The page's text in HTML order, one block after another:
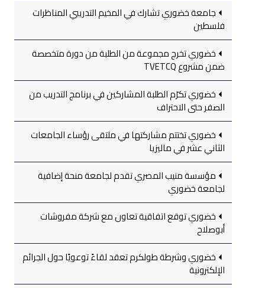
جامعة خضوري تشارك في المخيم التدريبي المناظرات
فلسطين
خضوري تخرج مجموعة من الطلبة من دورة متخصصة
ضمن مشروع TVETCQ
خضوري تكرّم الطلبة المشاركين في برنامج التدريب من
الصفر حتى الاحتراف
خضوري تختتم مشاركتها في ملتقى رؤساء الجامعات
الثاني عشر في ماليزيا
مؤسسة منيب المصري تقدم لجامعة منحة إضافية
لجامعة خضوري
خضوري توقع اتفاقية تعاون مع شركة مفروشات
أبوصلاح
خضوري وشرطة طولكرم تعقد لقاءً توعويًا حول الجرائم
الإلكترونية